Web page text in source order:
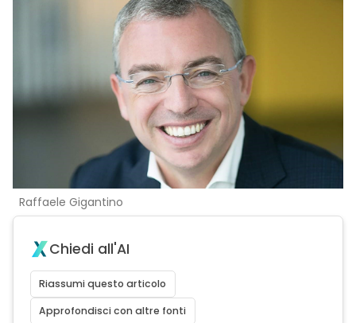
Raffaele Gigantino
Chiedi all'AI
Riassumi questo articolo
Approfondisci con altre fonti